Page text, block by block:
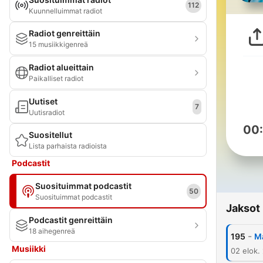
Kuunnelluimmat radiot
112
Radiot genreittäin
15 musiikkigenreä
Radiot alueittain
Paikalliset radiot
Uutiset
Uutisradiot
7
Suositellut
Lista parhaista radioista
Podcastit
Suosituimmat podcastit
Suosituimmat podcastit
50
Podcastit genreittäin
18 aihegenreä
Musiikki
Jaksot
195 -
02 elok.